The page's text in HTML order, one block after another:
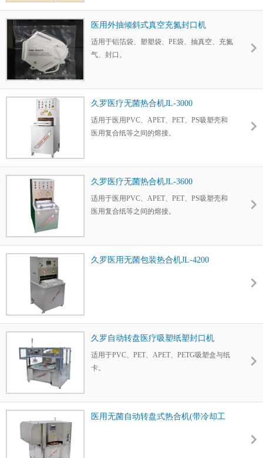
医用外抽倾斜式真空充氮封口机
适用于铝箔袋、塑塑袋、PE袋、抽真空、充氮
气、封口。
久罗医疗无菌热合机JL-3000
适用于医用PVC、APET、PET、PS吸塑壳和
医用复合纸等之间的熔接。
久罗医疗无菌热合机JL-3600
适用于医用PVC、APET、PET、PS吸塑壳和
医用复合纸等之间的熔接。
久罗医用无菌包装热合机JL-4200
久罗自动转盘医疗吸塑纸塑封口机
适用于PVC、PET、APET、PETG吸塑盒与纸
卡。
医用无菌自动转盘式热合机(带冷却工